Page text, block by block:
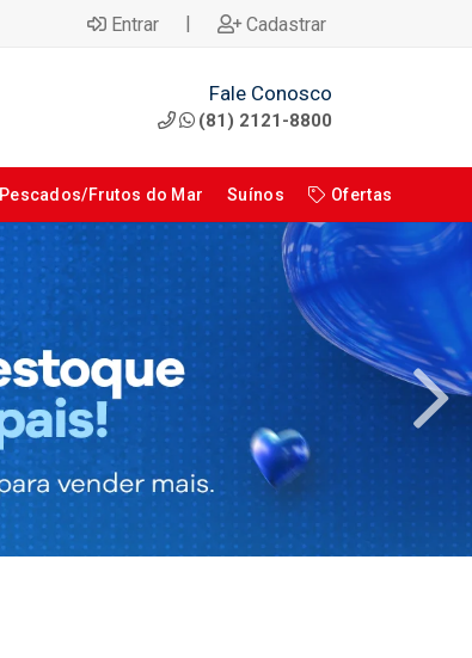
Entrar | Cadastrar
Fale Conosco
(81) 2121-8800
Pescados/Frutos do Mar Suínos Ofertas